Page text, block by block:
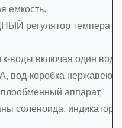
емкость.
регулятор
воды включая один вод-
вод-коробка
аппарат,
соленоида, индикатор